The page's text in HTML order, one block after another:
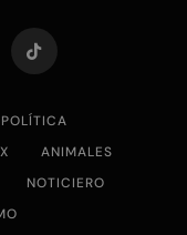
POLÍTICA
ANIMALES
NOTICIERO